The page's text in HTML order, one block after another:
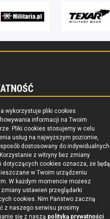
wykorzystuje pliki cookies
informacji na Twoim
Pliki cookies stosujemy w celu
usług na najwyższym poziomie,
dostosowany do indywidualnych
z witryny bez zmiany
dotyczących cookies oznacza, że będą
w Twoim urządzeniu
W każdym momencie możesz
zmiany ustawień przeglądarki
cookies. Nim Państwo zaczną
z naszego serwisu prosimy
się z naszą polityką prywatności